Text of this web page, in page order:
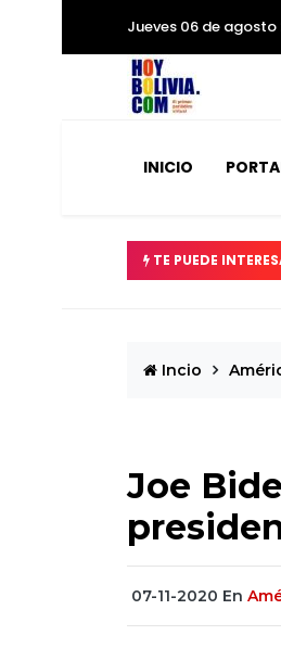
Jueves 06 de agosto
INICIO
TE PUEDE
Incio
Joe
07-11-2020 En